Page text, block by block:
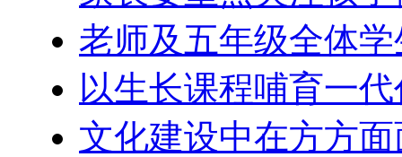
老师及五年级全体
以生长课程哺育一
文化建设中在方方